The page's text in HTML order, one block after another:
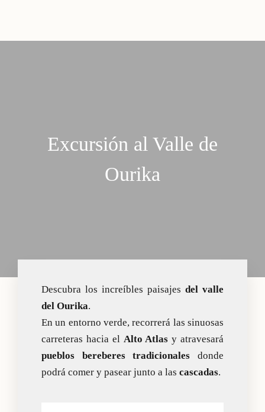
Excursión al Valle de
Ourika
Descubra los increíbles paisajes del valle
del Ourika.
En un entorno verde, recorrerá las sinuosas
carreteras hacia el Alto Atlas y atravesará
pueblos bereberes tradicionales donde
podrá comer y pasear junto a las cascadas.